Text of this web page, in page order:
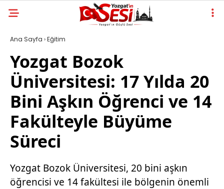
Ana Sayfa ›Eğitim
Yozgat Bozok
Üniversitesi: 17 Yılda 20
Bini Aşkın Öğrenci ve 14
Fakülteyle Büyüme
Süreci
Yozgat Bozok Üniversitesi, 20 bini aşkın
öğrencisi ve 14 fakültesi ile bölgenin önemli